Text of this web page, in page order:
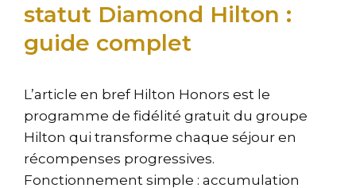
statut Diamond Hilton :
guide complet
L’article en bref Hilton Honors est le
programme de fidélité gratuit du groupe
Hilton qui transforme chaque séjour en
récompenses progressives.
Fonctionnement simple : accumulation